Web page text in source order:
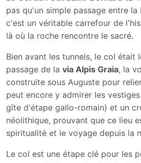
pas qu'un simple passage entre
c'est un véritable carrefour de
là où la roche rencontre le sacré.
Bien avant les tunnels, le col était
passage de la via Alpis Graia, la
construite sous Auguste pour
peut encore y admirer les
gîte d'étape gallo-romain) et un
néolithique, prouvant que ce lieu
spiritualité et le voyage depuis la
Le col est une étape clé pour les